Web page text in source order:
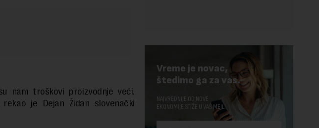
nam troškovi proizvodnje veći.
je Dejan Židan slovenački
Vreme je novac,
štedimo ga za vas.
NAJVREDNIJE OD NOVE
EKONOMIJE STIŽE U VAŠ MEJL.